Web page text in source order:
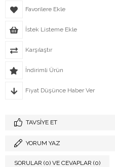
Favorilere Ekle
İstek Listeme Ekle
Karşılaştır
İndirimli Ürün
Fiyat Düşünce Haber Ver
TAVSIYE ET
YORUM YAZ
SORULAR (0) VE CEVAPLAR (0)